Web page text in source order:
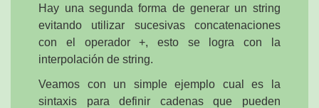
Hay una segunda forma de generar un string
evitando utilizar sucesivas concatenaciones
con el operador +, esto se logra con la
interpolación de string.
Veamos con un simple ejemplo cual es la
sintaxis para definir cadenas que pueden